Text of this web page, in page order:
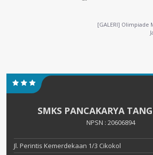
[GALERI] Olimpiade
SMKS PANCAKARYA
NPSN : 20606894
Jl. Perintis Kemerdekaan 1/3 Cikokol